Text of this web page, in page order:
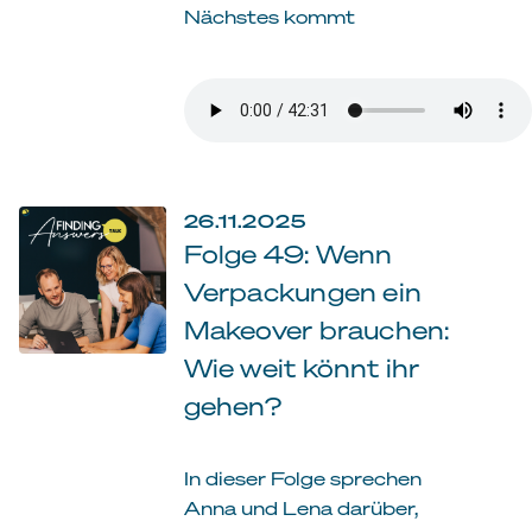
Nächstes kommt
26.11.2025
Folge 49: Wenn
Verpackungen ein
Makeover brauchen:
Wie weit könnt ihr
gehen?
In dieser Folge sprechen
Anna und Lena darüber,